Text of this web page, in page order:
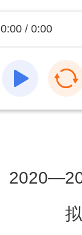
0:00 / 0:00
2020—